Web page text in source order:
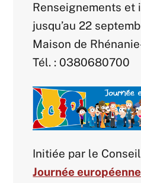
Renseignements et
jusqu’au 22
Maison de
Tél. : 0380680700
Initiée par le
Journée